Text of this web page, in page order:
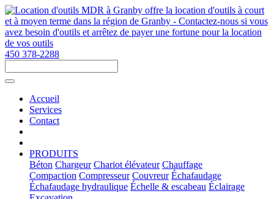
450 378-2288
Accueil
Services
Contact
PRODUITS
Béton Chargeur Chariot élévateur Chauffage
Compaction Compresseur Couvreur Échafaudage
Échafaudage hydraulique Échelle & escabeau Éclairage